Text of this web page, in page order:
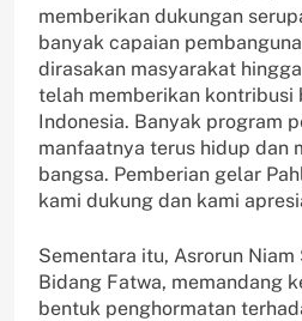
memberikan dukungan
banyak capaian
dirasakan masyarakat
telah memberikan kontribusi
Indonesia. Banyak program
manfaatnya terus hidup dan
bangsa. Pemberian gelar
kami dukung dan kami
Sementara itu, Asrorun Niam
Bidang Fatwa, memandang
bentuk penghormatan